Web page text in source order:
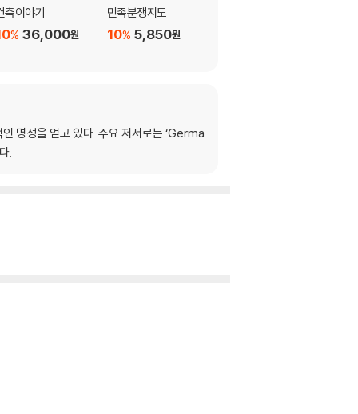
축이야기
36,000원
%
민족분쟁지도
5,850원
10%
명성을 얻고 있다. 주요 저서로는 ‘Germa
.